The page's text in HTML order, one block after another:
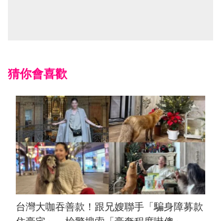
猜你會喜歡
台灣大咖吞善款！跟兄嫂聯手「騙身障募款